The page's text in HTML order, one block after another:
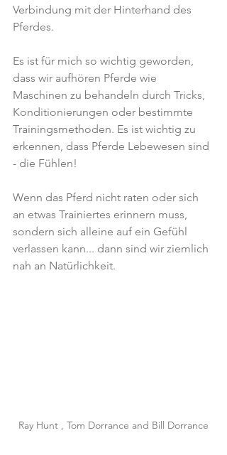
Verbindung mit der Hinterhand des
Pferdes.
Es ist für mich so wichtig geworden,
dass wir aufhören Pferde wie
Maschinen zu behandeln durch Tricks,
Konditionierungen oder bestimmte
Trainingsmethoden. Es ist wichtig zu
erkennen, dass Pferde Lebewesen sind
- die Fühlen!
Wenn das Pferd nicht raten oder sich
an etwas Trainiertes erinnern muss,
sondern sich alleine auf ein Gefühl
verlassen kann... dann sind wir ziemlich
nah an Natürlichkeit.
Ray Hunt , Tom Dorrance and Bill Dorrance